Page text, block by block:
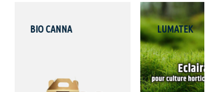
LUMATEK